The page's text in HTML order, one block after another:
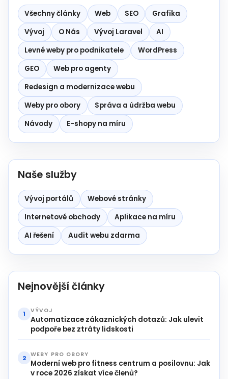
Všechny články Web SEO
Grafika
Vývoj
O Nás Vývoj Laravel
AI
Levné weby pro podnikatele
WordPress
GEO
Web pro agenty
Redesign a modernizace webu
Weby pro obory
Správa a údržba webu
Návody
E-shopy na míru
Naše služby
Vývoj portálů
Webové stránky
Internetové obchody
Aplikace na míru
AI řešení
Audit webu zdarma
Nejnovější články
1 VÝVOJ
Automatizace zákaznických dotazů: Jak ulevit
podpoře bez ztráty lidskosti
2 WEBY PRO OBORY
Moderní web pro fitness centrum a posilovnu: Jak
v roce 2026 získat více členů?